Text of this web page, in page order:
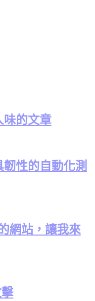
味的文章
性的自動化測
網站，讓我來